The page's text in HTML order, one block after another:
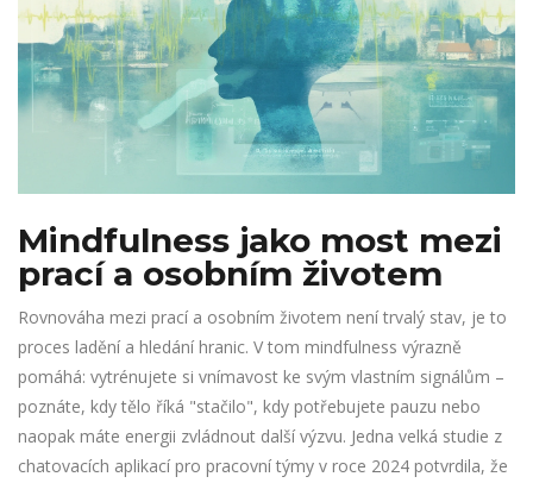
Mindfulness jako most mezi
prací a osobním životem
Rovnováha mezi prací a osobním životem není trvalý stav, je to
proces ladění a hledání hranic. V tom mindfulness výrazně
pomáhá: vytrénujete si vnímavost ke svým vlastním signálům –
poznáte, kdy tělo říká "stačilo", kdy potřebujete pauzu nebo
naopak máte energii zvládnout další výzvu. Jedna velká studie z
chatovacích aplikací pro pracovní týmy v roce 2024 potvrdila, že